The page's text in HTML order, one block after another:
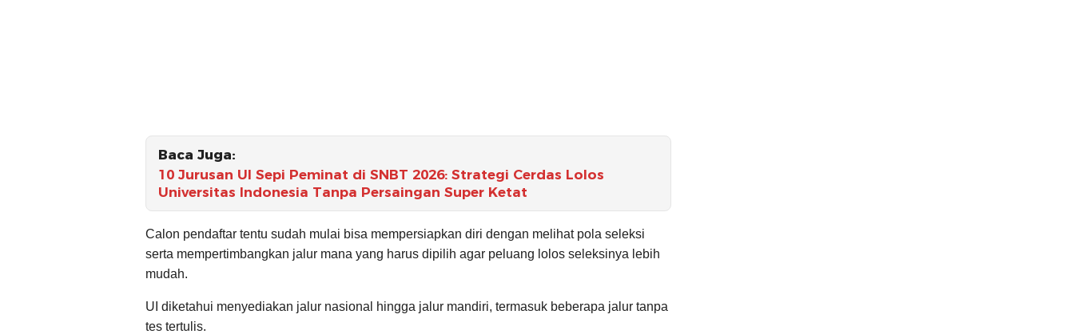
Baca Juga:
10 Jurusan UI Sepi Peminat di SNBT 2026: Strategi Cerdas Lolos
Universitas Indonesia Tanpa Persaingan Super Ketat
Calon pendaftar tentu sudah mulai bisa mempersiapkan diri dengan melihat pola seleksi
serta mempertimbangkan jalur mana yang harus dipilih agar peluang lolos seleksinya lebih
mudah.
UI diketahui menyediakan jalur nasional hingga jalur mandiri, termasuk beberapa jalur tanpa
tes tertulis.